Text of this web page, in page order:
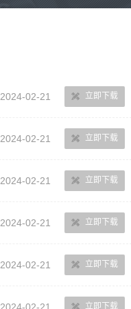
2024-02-21 立即下载
2024-02-21 立即下载
2024-02-21 立即下载
2024-02-21 立即下载
2024-02-21 立即下载
2024-02-21 立即下载